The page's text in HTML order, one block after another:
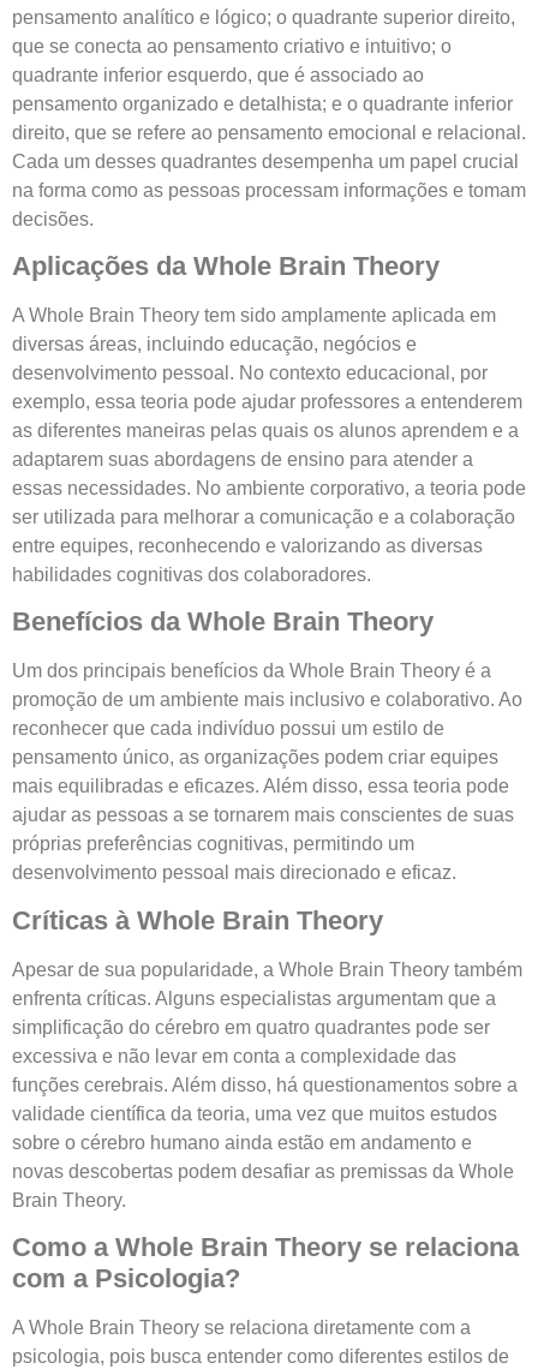
pensamento analítico e lógico; o quadrante superior direito,
que se conecta ao pensamento criativo e intuitivo; o
quadrante inferior esquerdo, que é associado ao
pensamento organizado e detalhista; e o quadrante inferior
direito, que se refere ao pensamento emocional e relacional.
Cada um desses quadrantes desempenha um papel crucial
na forma como as pessoas processam informações e tomam
decisões.
Aplicações da Whole Brain Theory
A Whole Brain Theory tem sido amplamente aplicada em
diversas áreas, incluindo educação, negócios e
desenvolvimento pessoal. No contexto educacional, por
exemplo, essa teoria pode ajudar professores a entenderem
as diferentes maneiras pelas quais os alunos aprendem e a
adaptarem suas abordagens de ensino para atender a
essas necessidades. No ambiente corporativo, a teoria pode
ser utilizada para melhorar a comunicação e a colaboração
entre equipes, reconhecendo e valorizando as diversas
habilidades cognitivas dos colaboradores.
Benefícios da Whole Brain Theory
Um dos principais benefícios da Whole Brain Theory é a
promoção de um ambiente mais inclusivo e colaborativo. Ao
reconhecer que cada indivíduo possui um estilo de
pensamento único, as organizações podem criar equipes
mais equilibradas e eficazes. Além disso, essa teoria pode
ajudar as pessoas a se tornarem mais conscientes de suas
próprias preferências cognitivas, permitindo um
desenvolvimento pessoal mais direcionado e eficaz.
Críticas à Whole Brain Theory
Apesar de sua popularidade, a Whole Brain Theory também
enfrenta críticas. Alguns especialistas argumentam que a
simplificação do cérebro em quatro quadrantes pode ser
excessiva e não levar em conta a complexidade das
funções cerebrais. Além disso, há questionamentos sobre a
validade científica da teoria, uma vez que muitos estudos
sobre o cérebro humano ainda estão em andamento e
novas descobertas podem desafiar as premissas da Whole
Brain Theory.
Como a Whole Brain Theory se relaciona
com a Psicologia?
A Whole Brain Theory se relaciona diretamente com a
psicologia, pois busca entender como diferentes estilos de